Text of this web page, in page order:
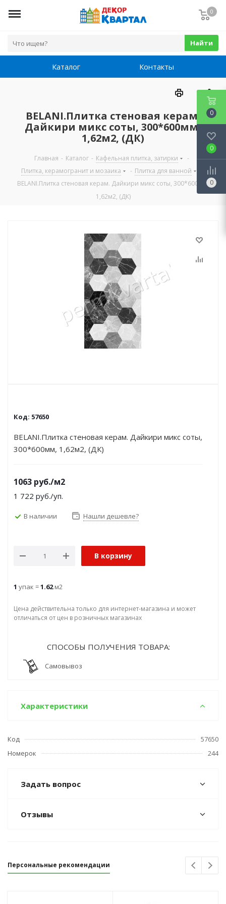
0
Найти
Каталог Контакты
BELANI.Плитка стеновая керам.
Дайкири микс соты, 300*600мм,
1,62м2, (ДК)
Главная - Каталог - Кафельная плитка, затирки
-
Плитка, керамогранит и мозаика
- Плитка для ванной
BELANI.Плитка стеновая керам. Дайкири микс соты, 300*600мм,
1,62м2, (ДК)
Код: 57650
BELANI.Плитка стеновая керам. Дайкири микс соты,
300*600мм, 1,62м2, (ДК)
1063 руб./м2
1 722 руб./уп.
В наличии Нашли дешевле?
В корзину
1 упак =1.62м2
Цена действительна только для интернет-магазина и может
отличаться от цен в розничных магазинах
СПОСОБЫ ПОЛУЧЕНИЯ ТОВАРА:
Самовывоз
Характеристики
Код
57650
Номерок
244
Задать вопрос
Отзывы
Персональные рекомендации
0
0
0